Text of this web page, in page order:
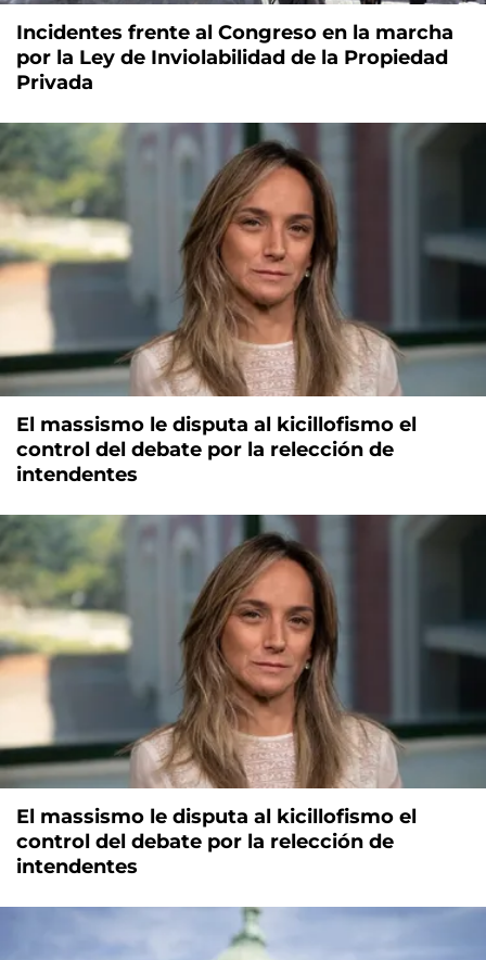
Incidentes frente al Congreso en la marcha
por la Ley de Inviolabilidad de la Propiedad
Privada
El massismo le disputa al kicillofismo el
control del debate por la relección de
intendentes
El massismo le disputa al kicillofismo el
control del debate por la relección de
intendentes